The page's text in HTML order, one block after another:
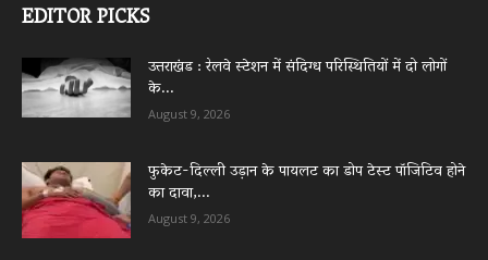
EDITOR PICKS
उत्तराखंड : रेलवे स्टेशन में संदिग्ध परिस्थितियों में दो लोगों
के...
August 9, 2026
फुकेट-दिल्ली उड़ान के पायलट का डोप टेस्ट पॉजिटिव होने
का दावा,...
August 9, 2026